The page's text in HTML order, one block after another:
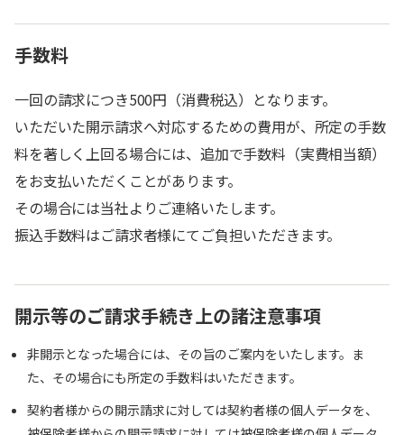
手数料
一回の請求につき500円（消費税込）となります。
いただいた開示請求へ対応するための費用が、所定の手数
料を著しく上回る場合には、追加で手数料（実費相当額）
をお支払いただくことがあります。
その場合には当社よりご連絡いたします。
振込手数料はご請求者様にてご負担いただきます。
開示等のご請求手続き上の諸注意事項
非開示となった場合には、その旨のご案内をいたします。ま
た、その場合にも所定の手数料はいただきます。
契約者様からの開示請求に対しては契約者様の個人データを、